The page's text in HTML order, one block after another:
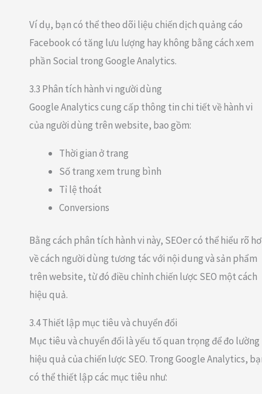
Ví dụ, bạn có thể theo dõi liệu chiến dịch quảng cáo
Facebook có tăng lưu lượng hay không bằng cách xem
phần Social trong Google Analytics.
3.3 Phân tích hành vi người dùng
Google Analytics cung cấp thông tin chi tiết về hành vi
của người dùng trên website, bao gồm:
Thời gian ở trang
Số trang xem trung bình
Tỉ lệ thoát
Conversions
Bằng cách phân tích hành vi này, SEOer có thể hiểu rõ
về cách người dùng tương tác với nội dung và sản phẩm
trên website, từ đó điều chỉnh chiến lược SEO một cách
hiệu quả.
3.4 Thiết lập mục tiêu và chuyển đổi
Mục tiêu và chuyển đổi là yếu tố quan trọng để đo lường
hiệu quả của chiến lược SEO. Trong Google Analytics,
có thể thiết lập các mục tiêu như: